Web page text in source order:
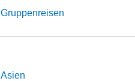
Gruppenreisen
Asien